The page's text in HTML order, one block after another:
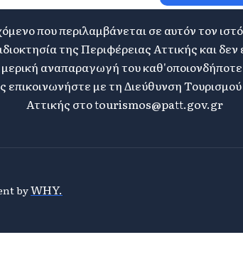
που περιλαμβάνεται σε αυτόν τον
της Περιφέρειας Αττικής και δεν
αναπαραγωγή του καθ'οποιονδήποτε
επικοινωνήστε με τη Διεύθυνση
Αττικής στοtourismos@patt.gov.gr
byWHY.